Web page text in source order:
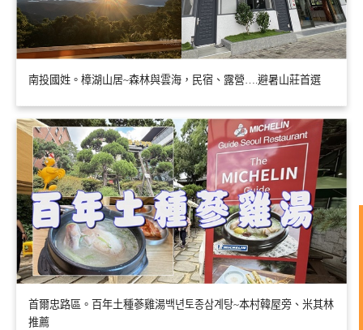
南投國姓。樟湖山居~森林與雲海，民宿、露營….避暑山莊首選
首爾忠路區。百年土種蔘雞湯백년토종삼계탕~本村韓屋旁、米其林
推薦